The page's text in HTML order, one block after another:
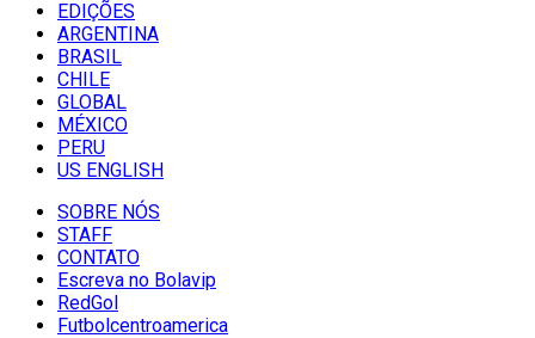
EDIÇÕES
ARGENTINA
BRASIL
CHILE
GLOBAL
MÉXICO
PERU
US ENGLISH
SOBRE NÓS
STAFF
CONTATO
Escreva no Bolavip
RedGol
Futbolcentroamerica